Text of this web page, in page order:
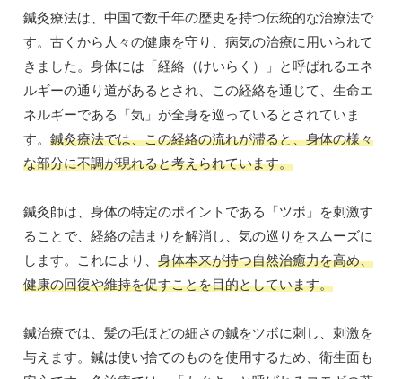
鍼灸療法は、中国で数千年の歴史を持つ伝統的な治療法で
す。古くから人々の健康を守り、病気の治療に用いられて
きました。身体には「経絡（けいらく）」と呼ばれるエネ
ルギーの通り道があるとされ、この経絡を通じて、生命エ
ネルギーである「気」が全身を巡っているとされていま
す。 鍼灸療法では、この経絡の流れが滞ると、身体の様々
な部分に不調が現れると考えられています。
鍼灸師は、身体の特定のポイントである「ツボ」を刺激す
ることで、経絡の詰まりを解消し、気の巡りをスムーズに
します。これにより、 身体本来が持つ自然治癒力を高め、
健康の回復や維持を促すことを目的としています。
鍼治療では、髪の毛ほどの細さの鍼をツボに刺し、刺激を
与えます。鍼は使い捨てのものを使用するため、衛生面も